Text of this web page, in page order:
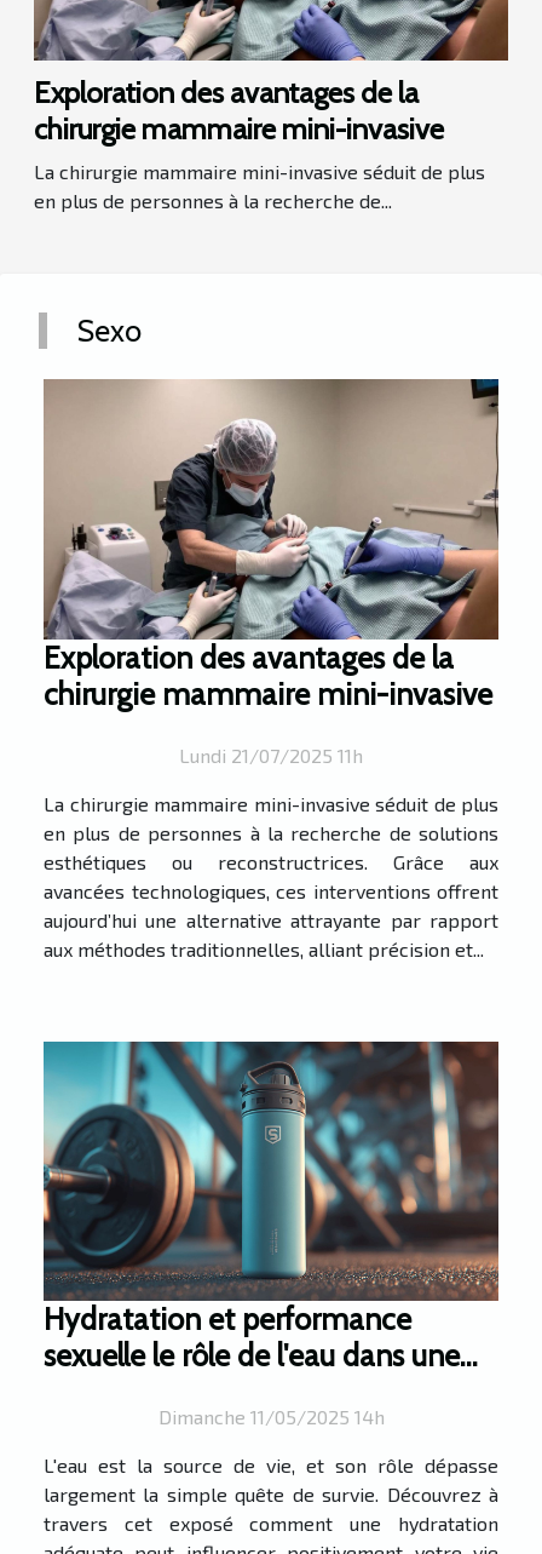
Exploration des avantages de la
chirurgie mammaire mini-invasive
La chirurgie mammaire mini-invasive séduit de plus
en plus de personnes à la recherche de...
Sexo
Exploration des avantages de la
chirurgie mammaire mini-invasive
Lundi 21/07/2025 11h
La chirurgie mammaire mini-invasive séduit de plus
en plus de personnes à la recherche de solutions
esthétiques ou reconstructrices. Grâce aux
avancées technologiques, ces interventions offrent
aujourd’hui une alternative attrayante par rapport
aux méthodes traditionnelles, alliant précision et...
Hydratation et performance
sexuelle le rôle de l'eau dans une
Dimanche 11/05/2025 14h
L'eau est la source de vie, et son rôle dépasse
largement la simple quête de survie. Découvrez à
travers cet exposé comment une hydratation